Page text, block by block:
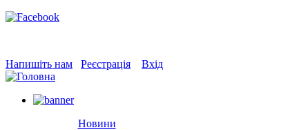
Напишіть нам Реєстрація Вхід
Новини